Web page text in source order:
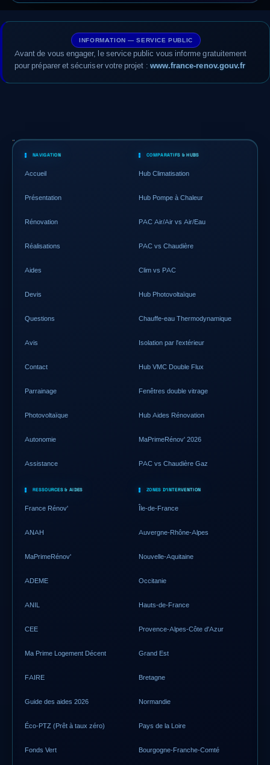
INFORMATION — SERVICE PUBLIC
Avant de vous engager, le service public vous informe gratuitement
pour préparer et sécuriser votre projet : www.france-renov.gouv.fr
NAVIGATION
Accueil
Présentation
Rénovation
Réalisations
Aides
Devis
Questions
Avis
Contact
Parrainage
Photovoltaïque
Autonomie
Assistance
COMPARATIFS & HUBS
Hub Climatisation
Hub Pompe à Chaleur
PAC Air/Air vs Air/Eau
PAC vs Chaudière
Clim vs PAC
Hub Photovoltaïque
Chauffe-eau Thermodynamique
Isolation par l'extérieur
Hub VMC Double Flux
Fenêtres double vitrage
Hub Aides Rénovation
MaPrimeRénov' 2026
PAC vs Chaudière Gaz
RESSOURCES & AIDES
France Rénov'
ANAH
MaPrimeRénov'
ADEME
ANIL
CEE
Ma Prime Logement Décent
FAIRE
Guide des aides 2026
Éco-PTZ (Prêt à taux zéro)
Fonds Vert
ZONES D'INTERVENTION
Île-de-France
Auvergne-Rhône-Alpes
Nouvelle-Aquitaine
Occitanie
Hauts-de-France
Provence-Alpes-Côte d'Azur
Grand Est
Bretagne
Normandie
Pays de la Loire
Bourgogne-Franche-Comté